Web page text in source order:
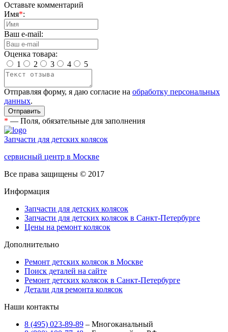
Оставьте комментарий
Имя*:
Ваш e-mail:
Оценка товара:
1
2 3 4 5
Отправляя форму, я даю согласие на обработку персональных
данных.
* — Поля, обязательные для заполнения
Запчасти для детских колясок
сервисный центр в Москве
Все права защищены © 2017
Информация
Запчасти для детских колясок
Запчасти для детских колясок в Санкт-Петербурге
Цены на ремонт колясок
Дополнительно
Ремонт детских колясок в Москве
Поиск деталей на сайте
Ремонт детских колясок в Санкт-Петербурге
Детали для ремонта колясок
Наши контакты
8 (495) 023-89-89 – Многоканальный